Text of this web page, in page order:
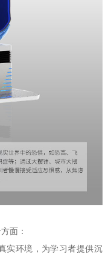
面：
实环境，为学习者提供沉